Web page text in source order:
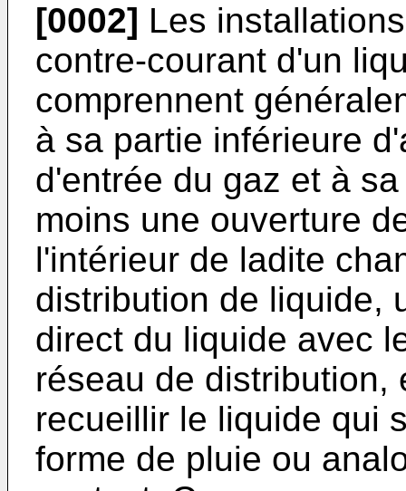
[0002] Les
contre-courant d'un
comprennent
à sa partie inférieure
d'entrée du gaz et à
moins une ouverture
l'intérieur de ladite
distribution de liquide,
direct du liquide avec
réseau de distribution,
recueillir le liquide qui
forme de pluie ou